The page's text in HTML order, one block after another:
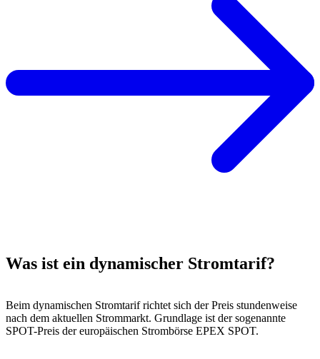
Was ist ein dynamischer Stromtarif?
Beim dynamischen Stromtarif richtet sich der Preis stundenweise
nach dem aktuellen Strommarkt. Grundlage ist der sogenannte
SPOT-Preis der europäischen Strombörse EPEX SPOT.